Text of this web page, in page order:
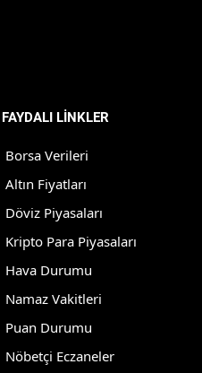
FAYDALI LİNKLER
Borsa Verileri
Altın Fiyatları
Döviz Piyasaları
Kripto Para Piyasaları
Hava Durumu
Namaz Vakitleri
Puan Durumu
Nöbetçi Eczaneler